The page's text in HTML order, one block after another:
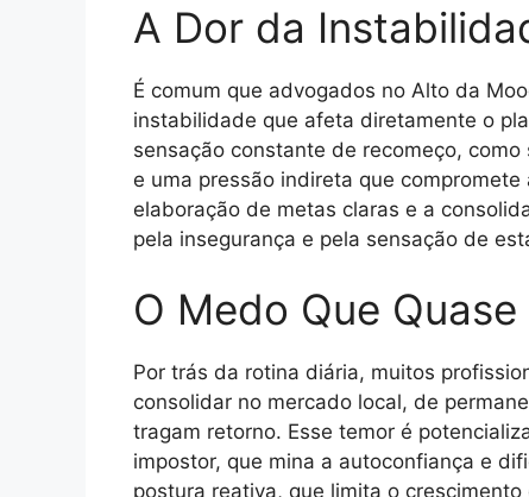
A Dor da
É comum que advogados no Alto da
instabilidade que afeta diretamente o
sensação constante de recomeço,
e uma pressão indireta que
elaboração de metas claras e a
pela insegurança e pela sensação de
O Medo Que
Por trás da rotina diária, muitos
consolidar no mercado local, de
tragam retorno. Esse temor é
impostor, que mina a autoconfiança e
postura reativa, que limita o